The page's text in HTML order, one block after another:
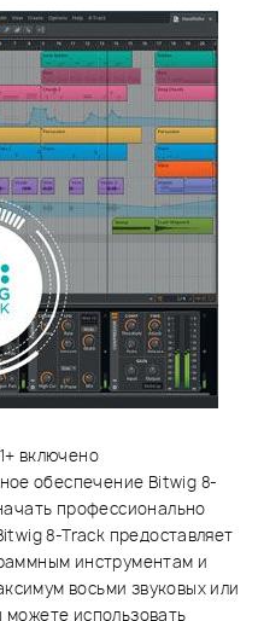
включено
обеспечение Bitwig 8-
профессионально
8-Track предоставляет
инструментам и
восьми звуковых или
использовать